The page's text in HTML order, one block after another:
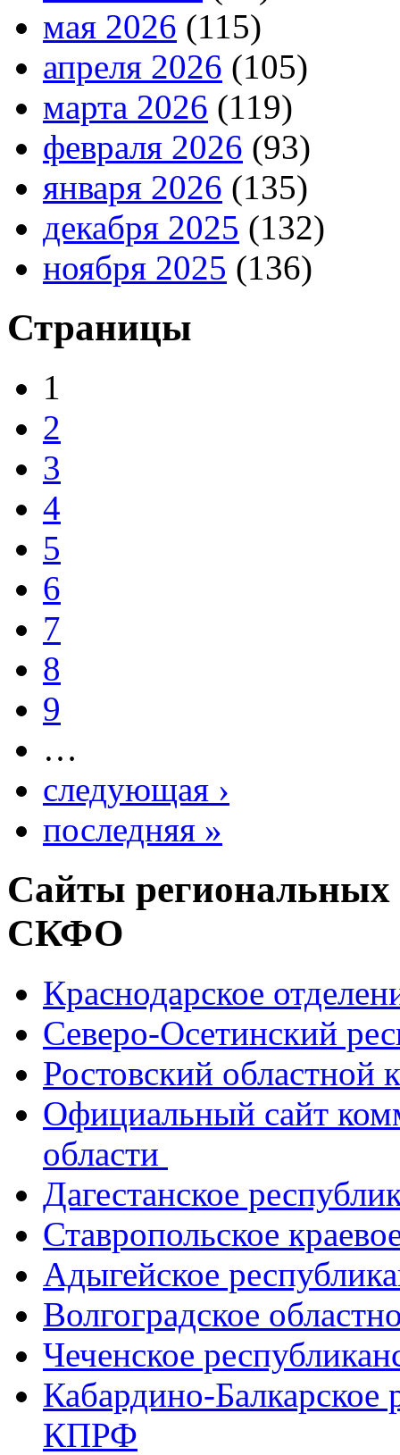
мая 2026 (115)
апреля 2026 (105)
марта 2026 (119)
февраля 2026 (93)
января 2026 (135)
декабря 2025 (132)
ноября 2025 (136)
Страницы
1
2
3
4
5
6
7
8
9
…
следующая ›
последняя »
Сайты
СКФО
Краснодарское
Северо-Осетинский
Ростовский
Официальный сайт
области
Дагестанское
Ставропольское
Адыгейское
Волгоградское
Чеченское
Кабардино-Балкарское
КПРФ